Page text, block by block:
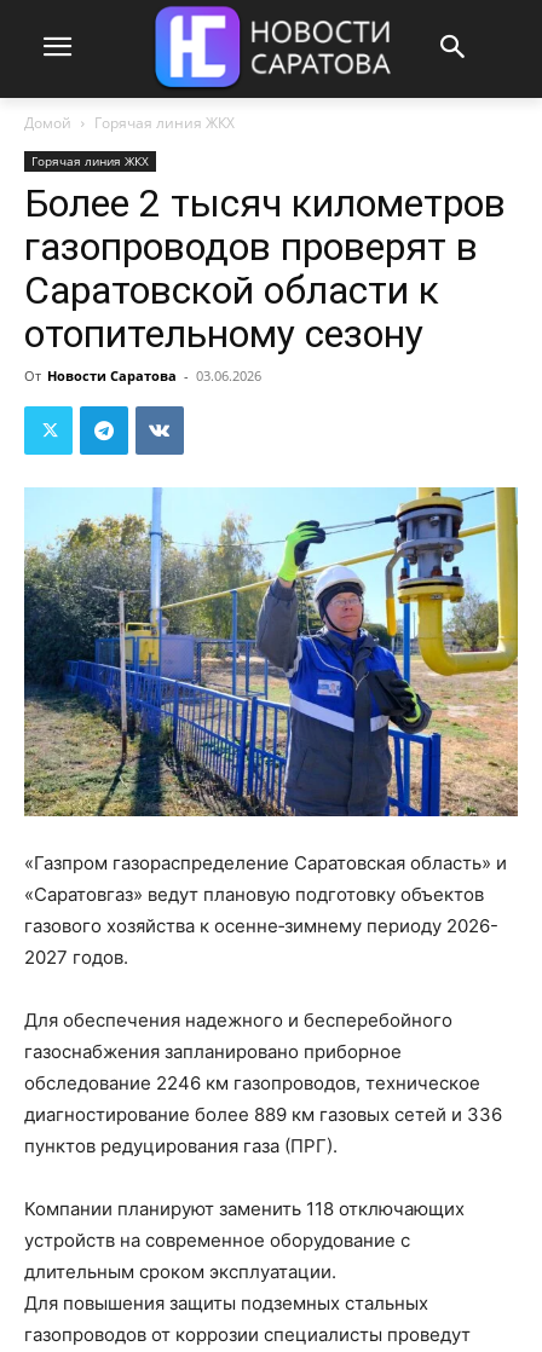
Домой Горячая линия ЖКХ
Горячая линия ЖКХ
Более 2 тысяч километров
газопроводов проверят в
Саратовской области к
отопительному сезону
От Новости Саратова - 03.06.2026
«Газпром газораспределение Саратовская область» и
«Саратовгаз» ведут плановую подготовку объектов
газового хозяйства к осенне‑зимнему периоду 2026-
2027 годов.
Для обеспечения надежного и бесперебойного
газоснабжения запланировано приборное
обследование 2246 км газопроводов, техническое
диагностирование более 889 км газовых сетей и 336
пунктов редуцирования газа (ПРГ).
Компании планируют заменить 118 отключающих
устройств на современное оборудование с
длительным сроком эксплуатации.
Для повышения защиты подземных стальных
газопроводов от коррозии специалисты проведут